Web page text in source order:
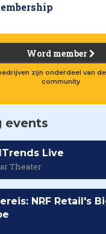
Word member
zijn onderdeel van
community
events
Live
Theater
NRF Retail's